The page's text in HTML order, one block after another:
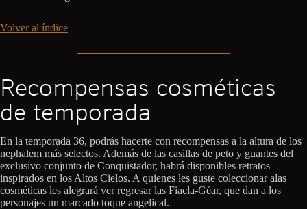
Volver al índice
Recompensas cosméticas
de temporada
En la temporada 36, podrás hacerte con recompensas a la altura de los
nephalem más selectos. Además de las casillas de peto y guantes del
exclusivo conjunto de Conquistador, habrá disponibles retratos
inspirados en los Altos Cielos. A quienes les guste coleccionar alas
cosméticas les alegrará ver regresar las Fiacla-Géar, que dan a los
personajes un marcado toque angelical.